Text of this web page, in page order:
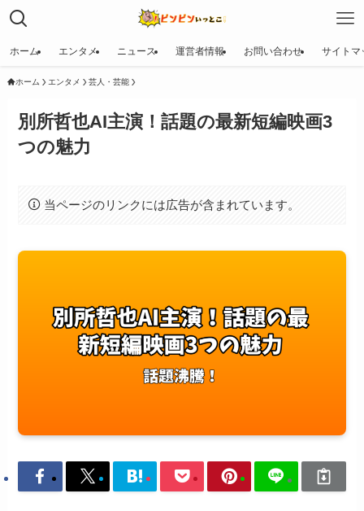
ホーム エンタメ ニュース 運営者情報 お問い合わせ サイトマ
ホーム エンタメ 芸人・芸能
別所哲也AI主演！話題の最新短編映画3
つの魅力
当ページのリンクには広告が含まれています。